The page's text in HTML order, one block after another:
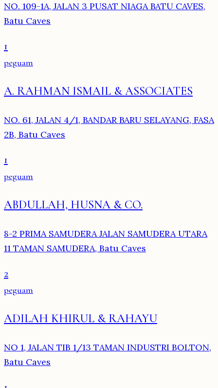
NO. 109-1A, JALAN 3 PUSAT NIAGA BATU CAVES,
Batu Caves
1
peguam
A. RAHMAN ISMAIL & ASSOCIATES
NO. 61, JALAN 4/1, BANDAR BARU SELAYANG, FASA
2B, Batu Caves
1
peguam
ABDULLAH, HUSNA & CO.
8-2 PRIMA SAMUDERA JALAN SAMUDERA UTARA
11 TAMAN SAMUDERA, Batu Caves
2
peguam
ADILAH KHIRUL & RAHAYU
NO 1, JALAN TIB 1/13 TAMAN INDUSTRI BOLTON,
Batu Caves